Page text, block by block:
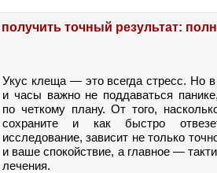
точный результат:
Укус клеща — это всегда стресс. Но
и часы важно не поддаваться
по четкому плану. От того,
сохраните и как быстро
исследование, зависит не только
и ваше спокойствие, а главное —
лечения.